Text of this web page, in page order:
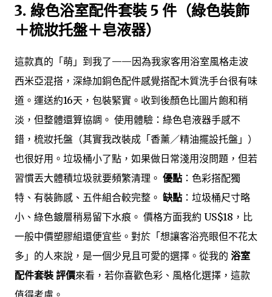
3. 綠色浴室配件套裝 5 件（綠色裝飾
＋梳妝托盤＋皂液器）
這款真的「萌」到我了——因為我家客用浴室風格走波
西米亞混搭，深綠加銅色配件感覺搭配木質洗手台很有味
道。運送約16天，包裝緊實。收到後顏色比圖片飽和稍
淡，但整體還算協調。 使用體驗：綠色皂液器手感不
錯，梳妝托盤（其實我改裝成「香薰／精油擺設托盤」）
也很好用。垃圾桶小了點，如果做日常淺用沒問題，但若
習慣丟大體積垃圾就要頻繁清理。 優點 ：色彩搭配獨
特、有裝飾感、五件組合較完整。 缺點 ：垃圾桶尺寸略
小、綠色鍍層稍易留下水痕。 價格方面我約 US$18，比
一般中價塑膠組還便宜些。對於「想讓客浴亮眼但不花太
多」的人來說，是一個少見且可愛的選擇。從我的 浴室
配件套裝 評價來看，若你喜歡色彩、風格化選擇，這款